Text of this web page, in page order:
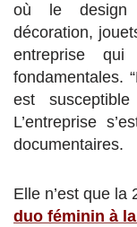
où le design
décoration,
entreprise qui
fondamentales.
est
L’entreprise
documentaires.
Elle n’est que la
duo féminin à